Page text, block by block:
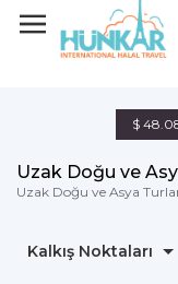
$
Uzak Doğu ve
Uzak Doğu ve Asya
Kalkış Noktaları